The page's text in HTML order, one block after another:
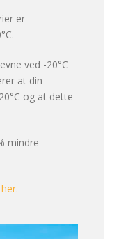
er
ved -20°C
at din
og at dette
mindre